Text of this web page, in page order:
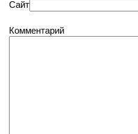
Сайт
Комментарий